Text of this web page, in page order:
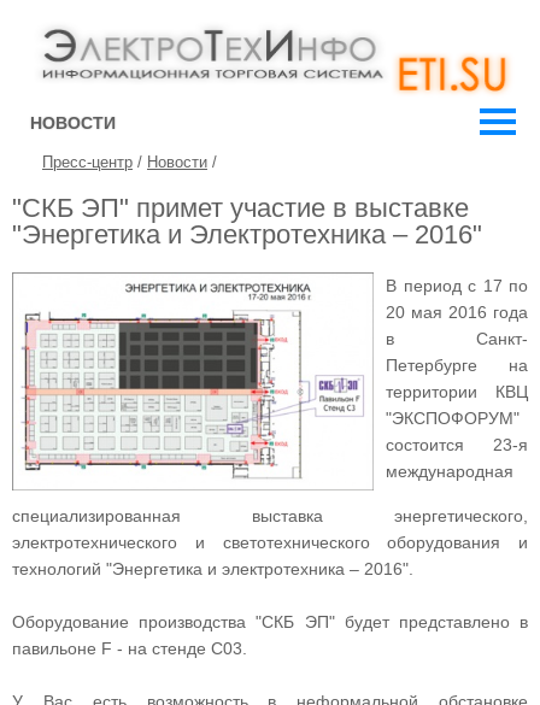
НОВОСТИ
Пресс-центр / Новости /
"СКБ ЭП" примет участие в выставке
"Энергетика и Электротехника – 2016"
В период с 17 по
20 мая 2016 года
в Санкт-
Петербурге на
территории КВЦ
"ЭКСПОФОРУМ"
состоится 23-я
международная
специализированная выставка энергетического,
электротехнического и светотехнического оборудования и
технологий "Энергетика и электротехника – 2016".
Оборудование производства "СКБ ЭП" будет представлено в
павильоне F - на стенде C03.
У Вас есть возможность в неформальной обстановке